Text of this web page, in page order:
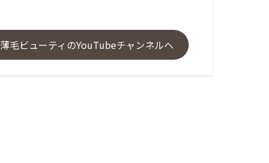
薄毛ビューティのYouTubeチャンネルへ